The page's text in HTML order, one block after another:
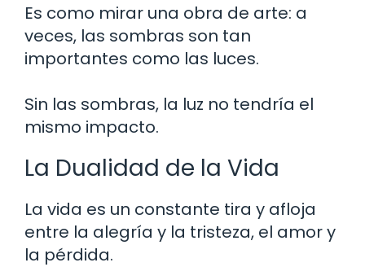
Es como mirar una obra de arte: a
veces, las sombras son tan
importantes como las luces.
Sin las sombras, la luz no tendría el
mismo impacto.
La Dualidad de la Vida
La vida es un constante tira y afloja
entre la alegría y la tristeza, el amor y
la pérdida.